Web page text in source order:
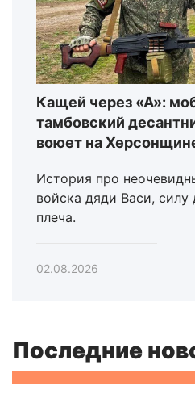
Кащей через «А»:
тамбовский
воюет на
История про
войска дяди Васи, силу
плеча.
02.08.2026
Последние